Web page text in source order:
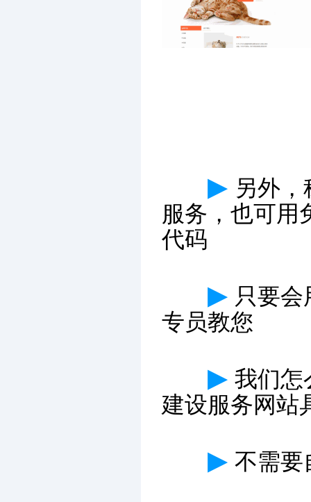
▶ 另外
服务，也可用
代码
▶ 只要
专员教您
▶ 我们怎
建设服务网站
▶ 不需要